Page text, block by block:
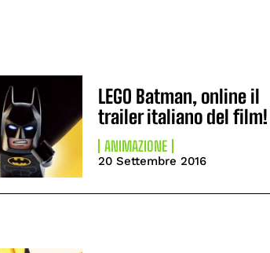
LEGO Batman, online il
trailer italiano del film!
ANIMAZIONE
20 Settembre 2016